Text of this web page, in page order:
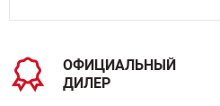
ОФИЦИАЛЬНЫЙ
ДИЛЕР